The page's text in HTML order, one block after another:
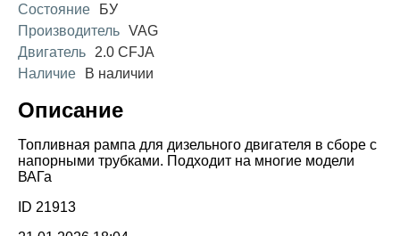
Состояние
БУ
Производитель VAG
Двигатель
2.0 CFJA
Наличие
В наличии
Описание
Топливная рампа для дизельного двигателя в сборе с
напорными трубками. Подходит на многие модели
ВАГа
ID 21913